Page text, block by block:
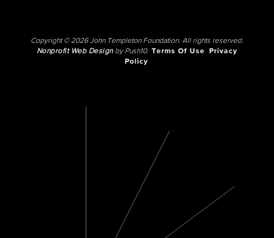
Copyright © 2026 John Templeton Foundation. All rights reserved.
Nonprofit Web Designby Push10. Terms Of Use
Privacy
Policy